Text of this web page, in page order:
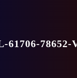
61706-78652-